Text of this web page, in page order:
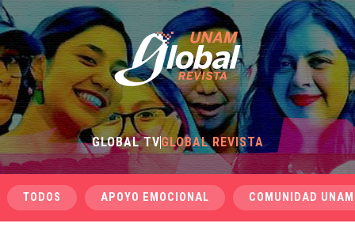
GLOBAL TVGLOBAL REVISTA
TODOS APOYO EMOCIONAL COMUNIDAD UNAM